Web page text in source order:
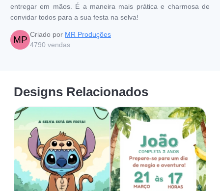
entregar em mãos. É a maneira mais prática e charmosa de
convidar todos para a sua festa na selva!
MP Criado por MR Produções
4790 vendas
Designs Relacionados